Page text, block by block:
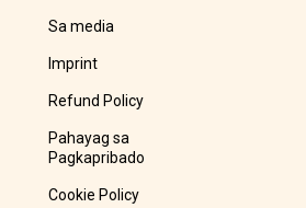
Sa media
Imprint
Refund Policy
Pahayag sa
Pagkapribado
Cookie Policy